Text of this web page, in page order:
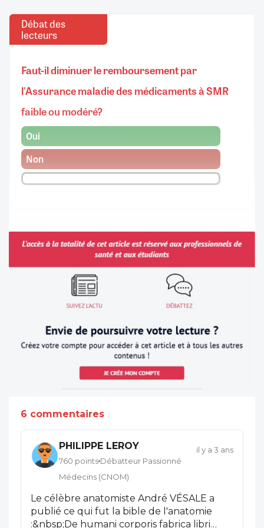
Débat des
lecteurs
Faut-il diminuer le remboursement par
l'Assurance maladie des médicaments à SMR
faible ou modéré?
Oui
Non
6 commentaires
PHILIPPE LEROY
760 points Débatteur Passionné
Médecins (CNOM)
il y a 3 ans
Le célèbre anatomiste André VÉSALE a
publié ce qui fut la bible de l'anatomie
:&nbsp;De humani corporis fabrica libri